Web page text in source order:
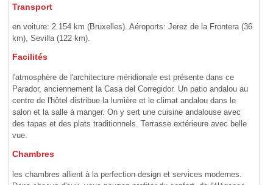
Transport
en voiture: 2.154 km (Bruxelles). Aéroports: Jerez de la Frontera (36
km), Sevilla (122 km).
Facilités
l'atmosphère de l'architecture méridionale est présente dans ce
Parador, anciennement la Casa del Corregidor. Un patio andalou au
centre de l'hôtel distribue la lumière et le climat andalou dans le
salon et la salle à manger. On y sert une cuisine andalouse avec
des tapas et des plats traditionnels. Terrasse extérieure avec belle
vue.
Chambres
les chambres allient à la perfection design et services modernes.